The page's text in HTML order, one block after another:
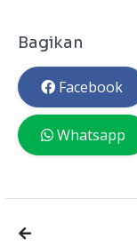
Bagikan
Facebook
Whatsapp